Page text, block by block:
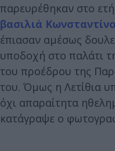
παρευρέθηκαν στο
βασιλιά
έπιασαν αμέσως
υποδοχή στο παλάτι
του προέδρου της
του. Όμως η Λετίθια
όχι απαραίτητα
κατάγραψε ο